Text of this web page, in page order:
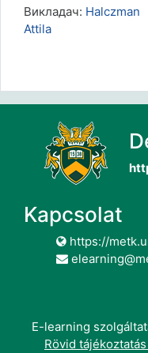
Викладач: Halczman
Attila
Kapcsolat
https://
E-learning
Rövid